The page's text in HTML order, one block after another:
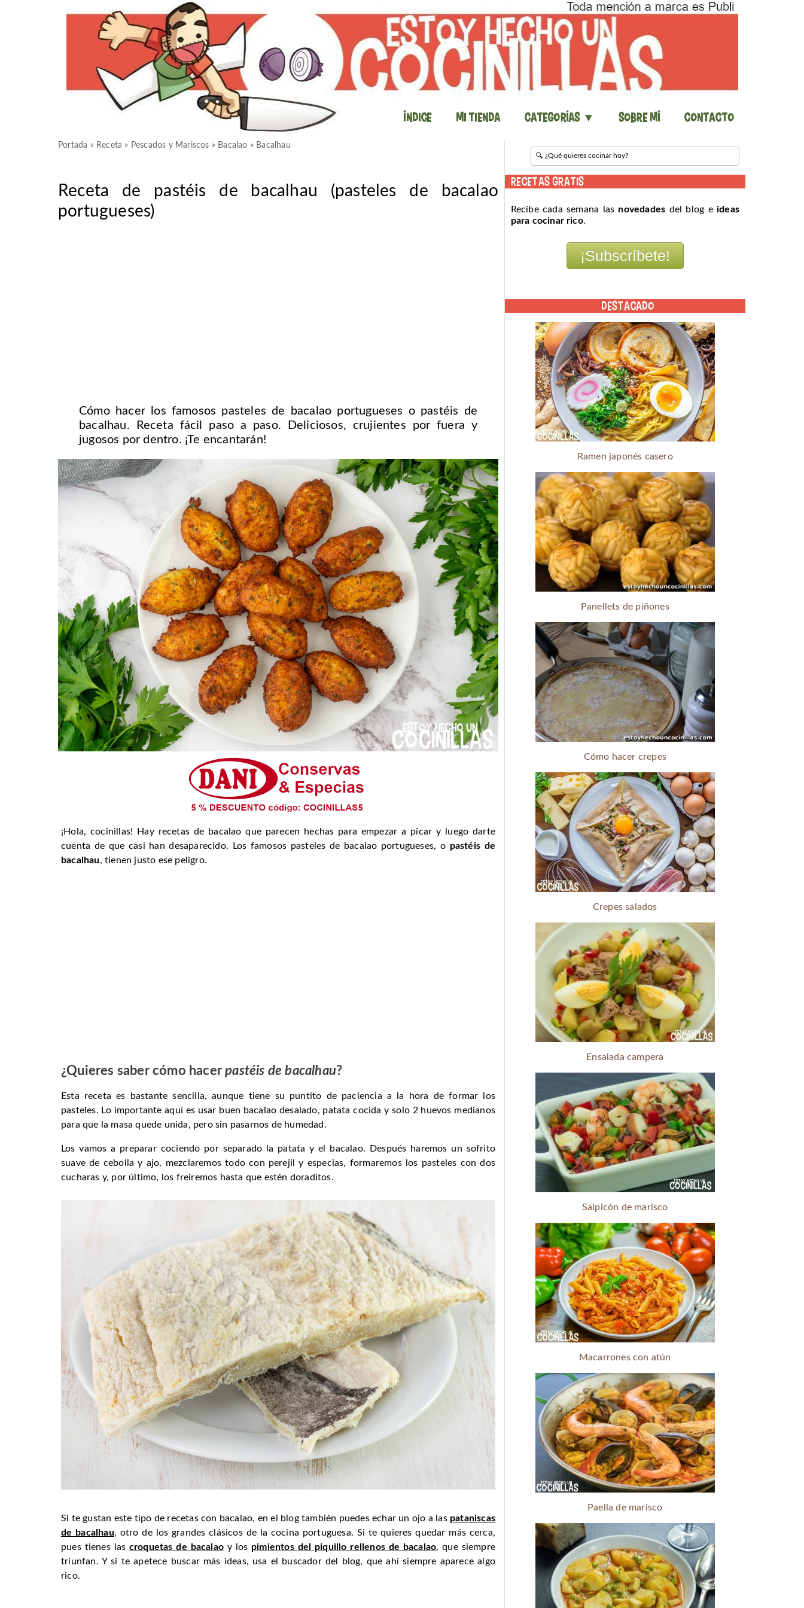
Índice Mi Tienda Categorías ▼ Sobre mí Contacto
Portada » Receta » Pescados y Mariscos » Bacalao » Bacalhau
Receta de pastéis de bacalhau (pasteles de bacalao
portugueses)
Cómo hacer los famosos pasteles de bacalao portugueses o pastéis de
bacalhau. Receta fácil paso a paso. Deliciosos, crujientes por fuera y
jugosos por dentro. ¡Te encantarán!
¡Hola, cocinillas! Hay recetas de bacalao que parecen hechas para empezar a picar y luego darte
cuenta de que casi han desaparecido. Los famosos pasteles de bacalao portugueses, o pastéis de
bacalhau, tienen justo ese peligro.
¿Quieres saber cómo hacerpastéis de bacalhau?
Esta receta es bastante sencilla, aunque tiene su puntito de paciencia a la hora de formar los
pasteles. Lo importante aquí es usar buen bacalao desalado, patata cocida y solo 2 huevos medianos
para que la masa quede unida, pero sin pasarnos de humedad.
Los vamos a preparar cociendo por separado la patata y el bacalao. Después haremos un sofrito
suave de cebolla y ajo, mezclaremos todo con perejil y especias, formaremos los pasteles con dos
cucharas y, por último, los freiremos hasta que estén doraditos.
Si te gustan este tipo de recetas con bacalao, en el blog también puedes echar un ojo a las pataniscas
de bacalhau, otro de los grandes clásicos de la cocina portuguesa. Si te quieres quedar más cerca,
pues tienes las croquetas de bacalao y los pimientos del piquillo rellenos de bacalao, que siempre
triunfan. Y si te apetece buscar más ideas, usa el buscador del blog, que ahí siempre aparece algo
rico.
RECETAS GRATIS
Recibe cada semana las novedades del blog e ideas
para cocinar rico.
DESTACADO
Ramen japonés casero
Panellets de piñones
Cómo hacer crepes
Crepes salados
Ensalada campera
Salpicón de marisco
Macarrones con atún
Paella de marisco